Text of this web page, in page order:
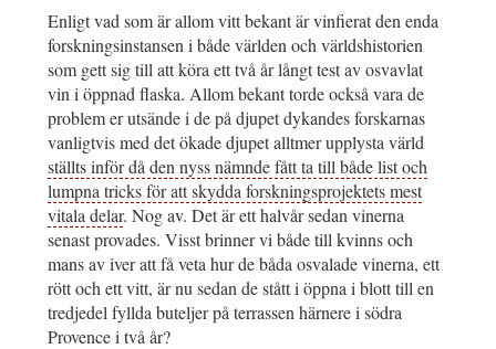
Enligt vad som är allom vitt bekant är vinfierat den enda
forskningsinstansen i både världen och världshistorien
som gett sig till att köra ett två år långt test av osvavlat
vin i öppnad flaska. Allom bekant torde också vara de
problem er utsände i de på djupet dykandes forskarnas
vanligtvis med det ökade djupet alltmer upplysta värld
ställts inför då den nyss nämnde fått ta till både list och
lumpna tricks för att skydda forskningsprojektets mest
vitala delar. Nog av. Det är ett halvår sedan vinerna
senast provades. Visst brinner vi både till kvinns och
mans av iver att få veta hur de båda osvalade vinerna, ett
rött och ett vitt, är nu sedan de stått i öppna i blott till en
tredjedel fyllda buteljer på terrassen härnere i södra
Provence i två år?